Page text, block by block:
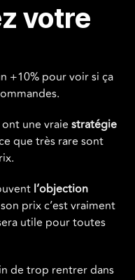
votre
+10% pour voir si ça
une vraie stratégie
que très rare sont
l’objection
prix c’est vraiment
utile pour toutes
de trop rentrer dans